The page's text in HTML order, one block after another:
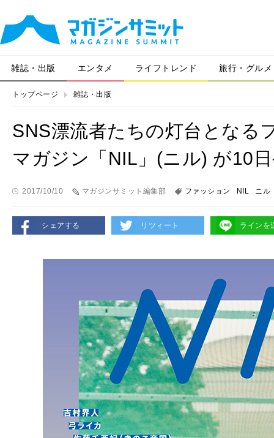
雑誌・出版 エンタメ ライフトレンド 旅行・グルメ
トップページ 雑誌・出版
SNS漂流者たちの灯台となる
マガジン「NIL」(ニル) が10
2017/10/10 マガジンサミット編集部 ファッション NIL ニル
シェアする リツィート ラインを